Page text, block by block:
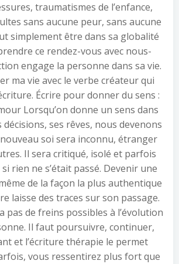
traumatismes de l’enfance,
sans aucune peur, sans aucune
simplement être dans sa globalité
ce rendez-vous avec nous-
engage la personne dans sa vie.
ma vie avec le verbe créateur qui
Écrire pour donner du sens :
Lorsqu’on donne un sens dans
décisions, ses rêves, nous devenons
nouveau soi sera inconnu, étranger
Il sera critiqué, isolé et parfois
rien ne s’était passé. Devenir une
de la façon la plus authentique
laisse des traces sur son passage.
pas de freins possibles à l’évolution
Il faut poursuivre, continuer,
et l’écriture thérapie le permet
vous ressentirez plus fort que